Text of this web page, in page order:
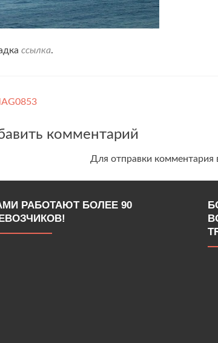
ссылка.
комментарий
Для отправки комментария
РАБОТАЮТ БОЛЕЕ 90